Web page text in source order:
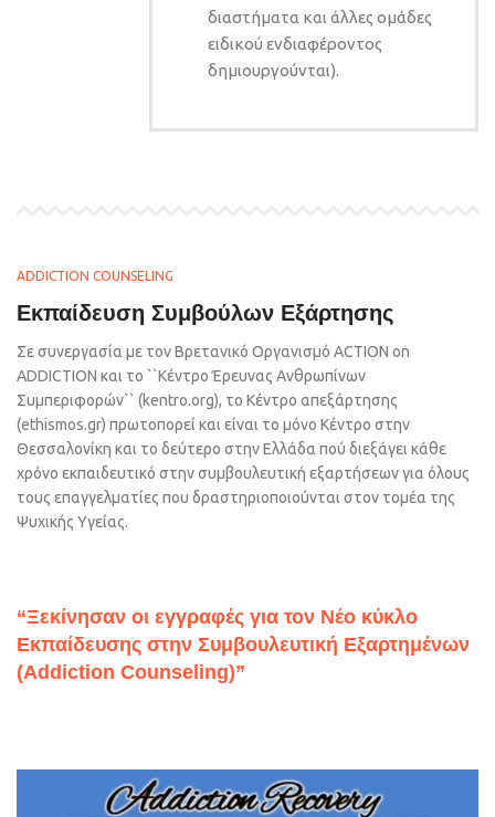
διαστήματα και άλλες ομάδες
ειδικού ενδιαφέροντος
δημιουργούνται).
ADDICTION COUNSELING
Εκπαίδευση Συμβούλων Εξάρτησης
Σε συνεργασία με τον Βρετανικό Οργανισμό ACTION on
ADDICTION και το ``Kέντρο Έρευνας Aνθρωπίνων
Συμπεριφορών`` (kentro.org), το Κέντρο απεξάρτησης
(ethismos.gr) πρωτοπορεί και είναι το μόνο Κέντρο στην
Θεσσαλονίκη και το δεύτερο στην Ελλάδα πού διεξάγει κάθε
χρόνο εκπαιδευτικό στην συμβουλευτική εξαρτήσεων για όλους
τους επαγγελματίες που δραστηριοποιούνται στον τομέα της
Ψυχικής Υγείας.
“Ξεκίνησαν οι εγγραφές για τον Νέο κύκλο
Εκπαίδευσης στην Συμβουλευτική Εξαρτημένων
(Addiction Counseling)”